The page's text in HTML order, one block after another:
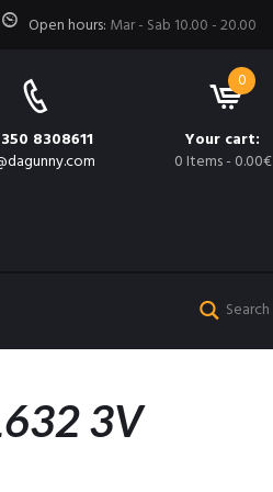
Open hours: Mar - Sab 10.00 - 20.00
8308611
0
Your cart:
0 Items- 0.00€
3V